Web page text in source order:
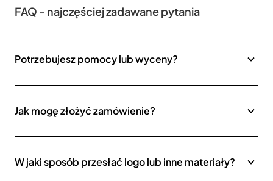
FAQ - najczęściej zadawane pytania
Potrzebujesz pomocy lub wyceny?
Jak mogę złożyć zamówienie?
W jaki sposób przesłać logo lub inne materiały?